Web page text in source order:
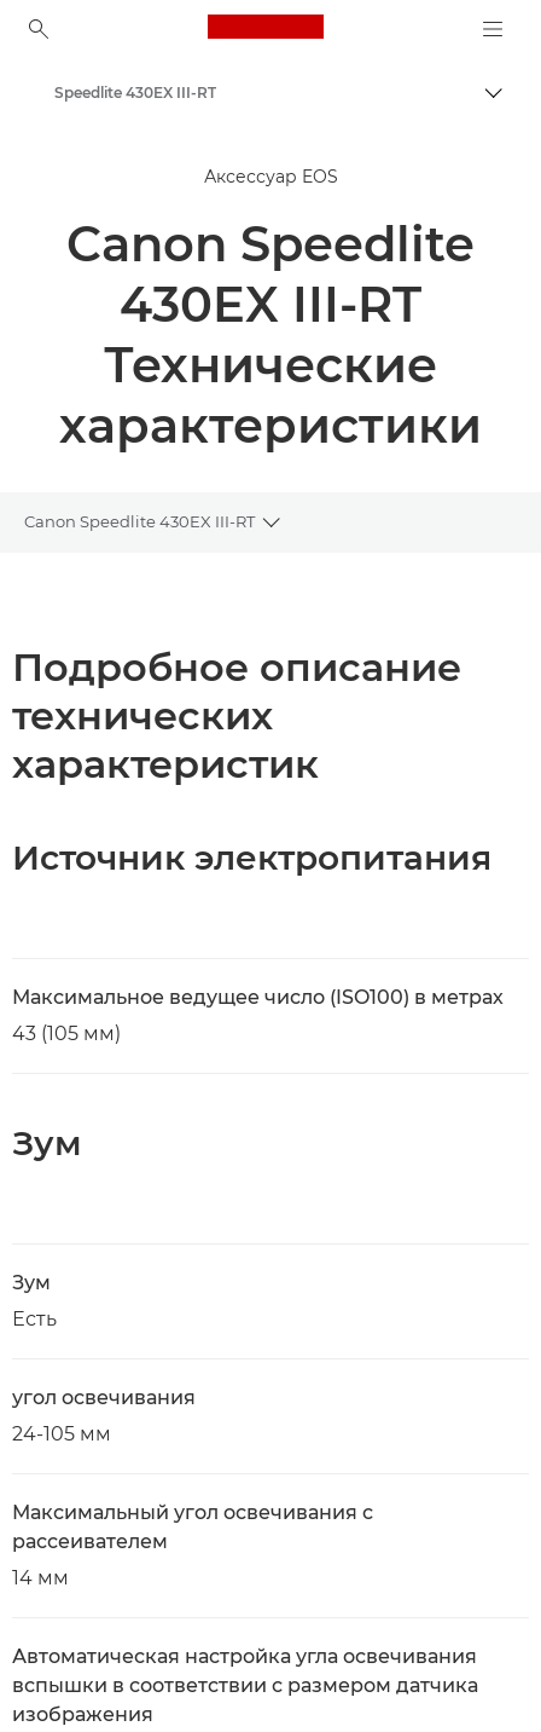
Canon Logo, back to
Speedlite 430EX III-RT
Аксессуар EOS
Canon Speedlite
430EX III-RT
Технические
характеристики
Canon Speedlite 430EX III-RT
Toggle breadcrumbs
Подробное описание
технических
характеристик
Источник электропитания
Максимальное ведущее число (ISO100) в метрах
43 (105 мм)
Зум
Зум
Есть
угол освечивания
24-105 мм
Максимальный угол освечивания с
рассеивателем
14 мм
Автоматическая настройка угла освечивания
вспышки в соответствии с размером датчика
изображения